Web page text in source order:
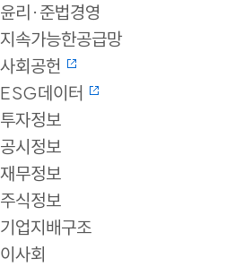
윤리·준법경영
지속가능한공급망
사회공헌
ESG데이터
투자정보
공시정보
재무정보
주식정보
기업지배구조
이사회